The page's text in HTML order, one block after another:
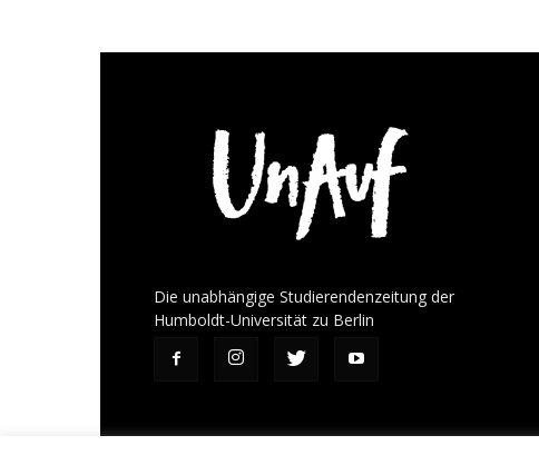
Die unabhängige Studierendenzeitung der
Humboldt-Universität zu Berlin